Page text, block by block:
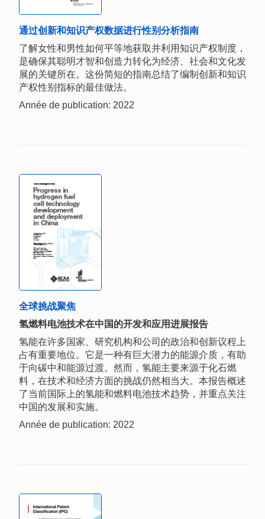
通过创新和知识产权数据进行性别分析指南
了解女性和男性如何平等地获取并利用知识产权制度，
是确保其聪明才智和创造力转化为经济、社会和文化发
展的关键所在。这份简短的指南总结了编制创新和知识
产权性别指标的最佳做法。
Année de publication: 2022
全球挑战聚焦
氢燃料电池技术在中国的开发和应用进展报告
氢能在许多国家、研究机构和公司的政治和创新议程上
占有重要地位。它是一种有巨大潜力的能源介质，有助
于向碳中和能源过渡。然而，氢能主要来源于化石燃
料，在技术和经济方面的挑战仍然相当大。本报告概述
了当前国际上的氢能和燃料电池技术趋势，并重点关注
中国的发展和实施。
Année de publication: 2022